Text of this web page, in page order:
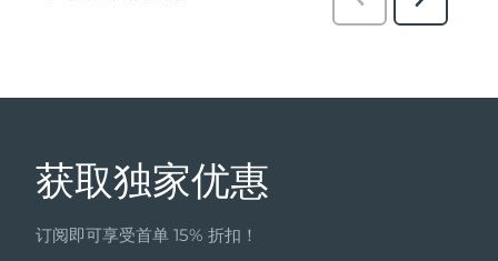
获取独家优惠
订阅即可享受首单 15% 折扣！